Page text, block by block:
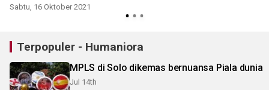
Sabtu, 16 Oktober 2021
Terpopuler - Humaniora
MPLS di Solo dikemas bernuansa Piala dunia
Jul 14th